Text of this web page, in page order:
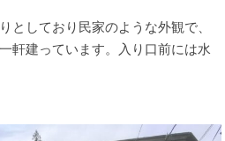
としており民家のような外観で、
軒建っています。入り口前には水